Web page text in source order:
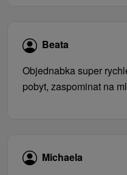
Beata
Objednabka super
pobyt, zaspominat na
Michaela